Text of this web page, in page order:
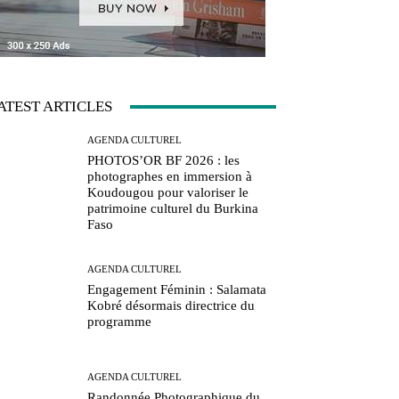
ARTICLES
AGENDA CULTUREL
PHOTOS’OR BF 2026 : les
photographes en immersion à
Koudougou pour valoriser le
patrimoine culturel du Burkina
Faso
AGENDA CULTUREL
Engagement Féminin : Salamata
Kobré désormais directrice du
programme
AGENDA CULTUREL